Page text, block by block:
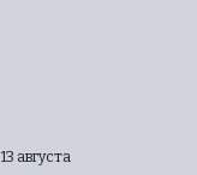
13 августа